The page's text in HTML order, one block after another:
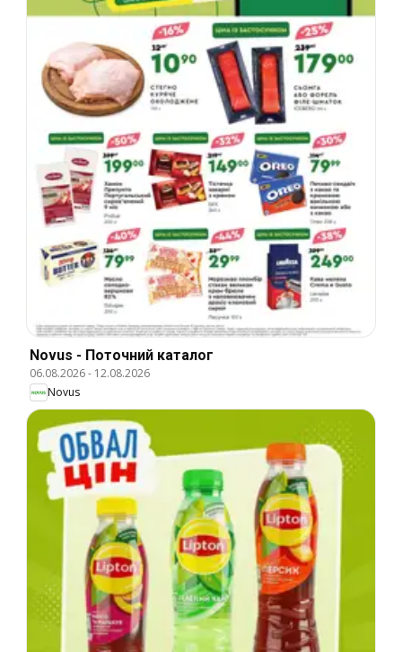
Novus - Поточний каталог
06.08.2026- 12.08.2026
Novus